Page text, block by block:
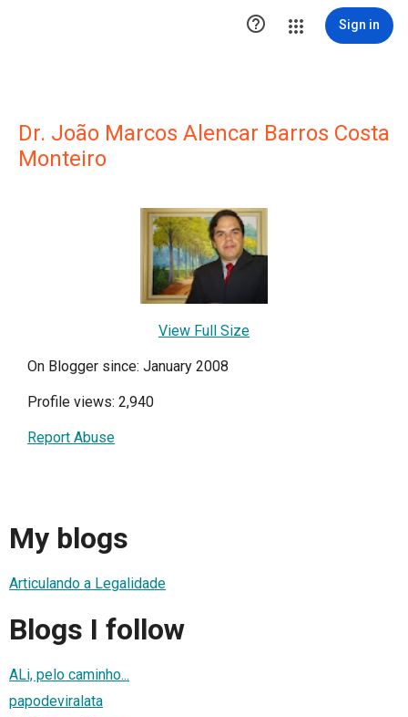
 Sign in
Dr. João Marcos Alencar Barros Costa
Monteiro
View Full Size
On Blogger since: January 2008
Profile views: 2,940
Report Abuse
My blogs
Articulando a Legalidade
Blogs I follow
ALi, pelo caminho...
papodeviralata